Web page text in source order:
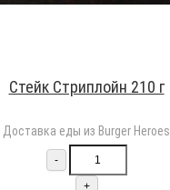
Стейк Стриплойн 210 г
Доставка еды из Burger Heroes
-
+